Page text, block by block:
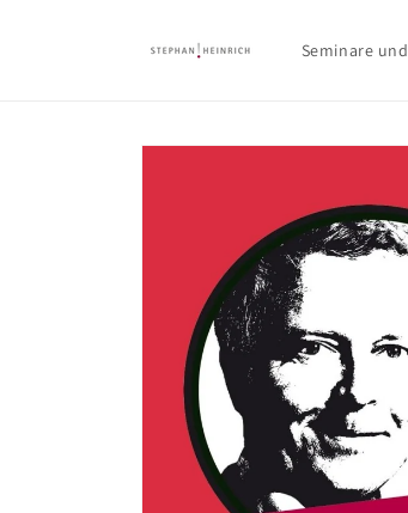
Seminare
Zu